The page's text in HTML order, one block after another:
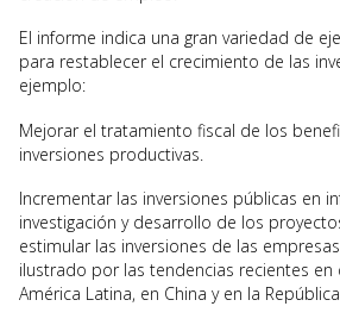
El informe indica una gran variedad de
para restablecer el crecimiento de las
ejemplo:
Mejorar el tratamiento fiscal de los
inversiones productivas.
Incrementar las inversiones públicas en
investigación y desarrollo de los
estimular las inversiones de las
ilustrado por las tendencias recientes en
América Latina, en China y en la